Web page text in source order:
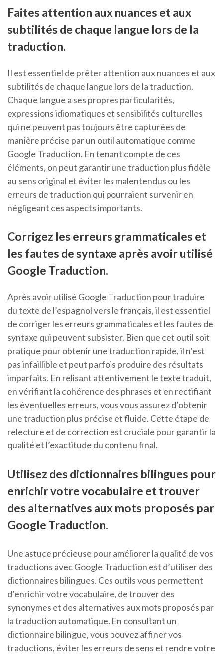
Faites attention aux nuances et aux
subtilités de chaque langue lors de la
traduction.
Il est essentiel de prêter attention aux nuances et aux
subtilités de chaque langue lors de la traduction.
Chaque langue a ses propres particularités,
expressions idiomatiques et sensibilités culturelles
qui ne peuvent pas toujours être capturées de
manière précise par un outil automatique comme
Google Traduction. En tenant compte de ces
éléments, on peut garantir une traduction plus fidèle
au sens original et éviter les malentendus ou les
erreurs de traduction qui pourraient survenir en
négligeant ces aspects importants.
Corrigez les erreurs grammaticales et
les fautes de syntaxe après avoir utilisé
Google Traduction.
Après avoir utilisé Google Traduction pour traduire
du texte de l’espagnol vers le français, il est essentiel
de corriger les erreurs grammaticales et les fautes de
syntaxe qui peuvent subsister. Bien que cet outil soit
pratique pour obtenir une traduction rapide, il n’est
pas infaillible et peut parfois produire des résultats
imparfaits. En relisant attentivement le texte traduit,
en vérifiant la cohérence des phrases et en rectifiant
les éventuelles erreurs, vous vous assurez d’obtenir
une traduction plus précise et fluide. Cette étape de
relecture et de correction est cruciale pour garantir la
qualité et l’exactitude du contenu final.
Utilisez des dictionnaires bilingues pour
enrichir votre vocabulaire et trouver
des alternatives aux mots proposés par
Google Traduction.
Une astuce précieuse pour améliorer la qualité de vos
traductions avec Google Traduction est d’utiliser des
dictionnaires bilingues. Ces outils vous permettent
d’enrichir votre vocabulaire, de trouver des
synonymes et des alternatives aux mots proposés par
la traduction automatique. En consultant un
dictionnaire bilingue, vous pouvez affiner vos
traductions, éviter les erreurs de sens et rendre votre